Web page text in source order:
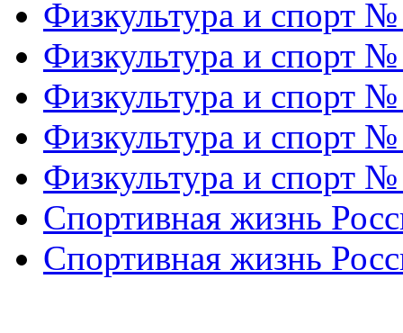
Физкультура и спорт
Физкультура и спорт
Физкультура и спорт
Физкультура и спорт
Физкультура и спорт
Спортивная жизнь
Спортивная жизнь